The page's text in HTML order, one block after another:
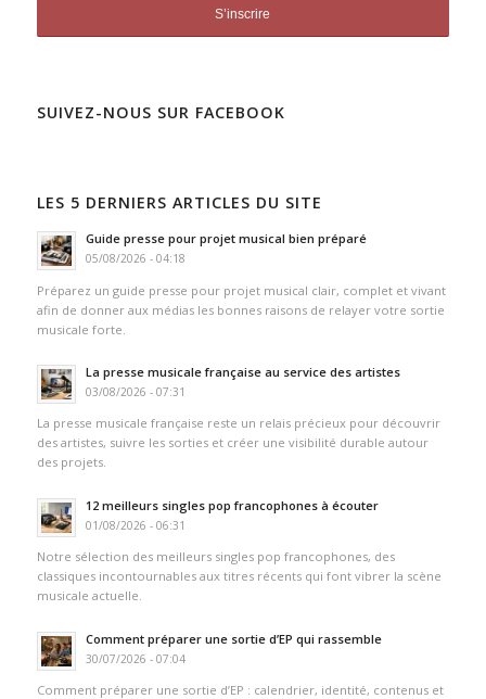
SUIVEZ-NOUS SUR FACEBOOK
LES 5 DERNIERS ARTICLES DU SITE
Guide presse pour projet musical bien préparé
05/08/2026 - 04:18
Préparez un guide presse pour projet musical clair, complet et vivant
afin de donner aux médias les bonnes raisons de relayer votre sortie
musicale forte.
La presse musicale française au service des artistes
03/08/2026 - 07:31
La presse musicale française reste un relais précieux pour découvrir
des artistes, suivre les sorties et créer une visibilité durable autour
des projets.
12 meilleurs singles pop francophones à écouter
01/08/2026 - 06:31
Notre sélection des meilleurs singles pop francophones, des
classiques incontournables aux titres récents qui font vibrer la scène
musicale actuelle.
Comment préparer une sortie d’EP qui rassemble
30/07/2026 - 07:04
Comment préparer une sortie d’EP : calendrier, identité, contenus et